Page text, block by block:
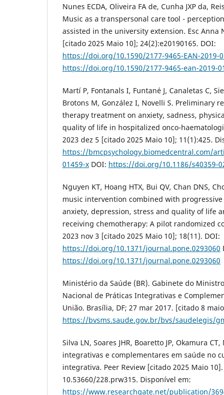
Nunes ECDA, Oliveira FA de, Cunha JXP da,
Music as a transpersonal care tool -
assisted in the university extension. Esc Anna
[citado 2025 Maio 10]; 24(2):e20190165. DOI:
https://doi.org/10.1590/2177-9465-EAN-2019-
https://doi.org/10.1590/2177-9465-ean-2019-
Martí P, Fontanals I, Funtané J, Canaletas C,
Brotons M, González I, Novelli S. Preliminary
therapy treatment on anxiety, sadness,
quality of life in hospitalized onco-
2023 dez 5 [citado 2025 Maio 10]; 11(1):425.
https://bmcpsychology.biomedcentral.com/
01459-x DOI: https://doi.org/10.1186/s40359-
Nguyen KT, Hoang HTX, Bui QV, Chan DNS,
music intervention combined with
anxiety, depression, stress and quality of life
receiving chemotherapy: A pilot randomized
2023 nov 3 [citado 2025 Maio 10]; 18(11). DOI:
https://doi.org/10.1371/journal.pone.0293060
https://doi.org/10.1371/journal.pone.0293060
Ministério da Saúde (BR). Gabinete do
Nacional de Práticas Integrativas e
União. Brasília, DF; 27 mar 2017. [citado 8
https://bvsms.saude.gov.br/bvs/saudelegis/
Silva LN, Soares JHR, Boaretto JP, Okamura
integrativas e complementares em saúde no
integrativa. Peer Review [citado 2025 Maio
10.53660/228.prw315. Disponível em:
https://www.researchgate.net/publication/